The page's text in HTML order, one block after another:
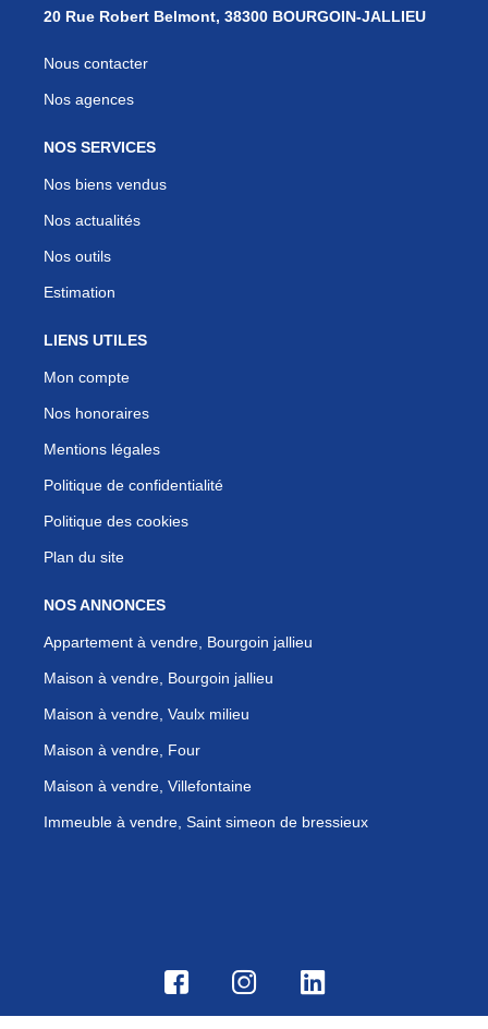
20 Rue Robert Belmont, 38300 BOURGOIN-JALLIEU
Nous contacter
Nos agences
NOS SERVICES
Nos biens vendus
Nos actualités
Nos outils
Estimation
LIENS UTILES
Mon compte
Nos honoraires
Mentions légales
Politique de confidentialité
Politique des cookies
Plan du site
NOS ANNONCES
Appartement à vendre, Bourgoin jallieu
Maison à vendre, Bourgoin jallieu
Maison à vendre, Vaulx milieu
Maison à vendre, Four
Maison à vendre, Villefontaine
Immeuble à vendre, Saint simeon de bressieux